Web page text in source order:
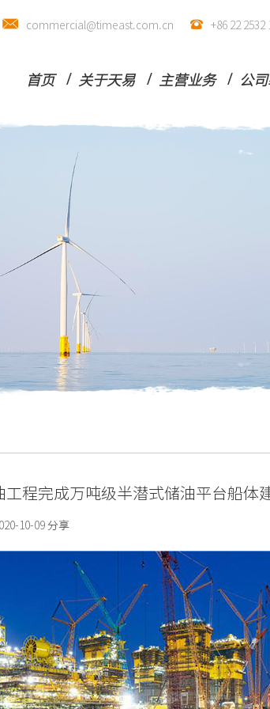
commercial@timeast.com.cn +86 22
首页 关于天易 主营业务 公
工程完成万吨级半潜式储油平台船体
10-09分享